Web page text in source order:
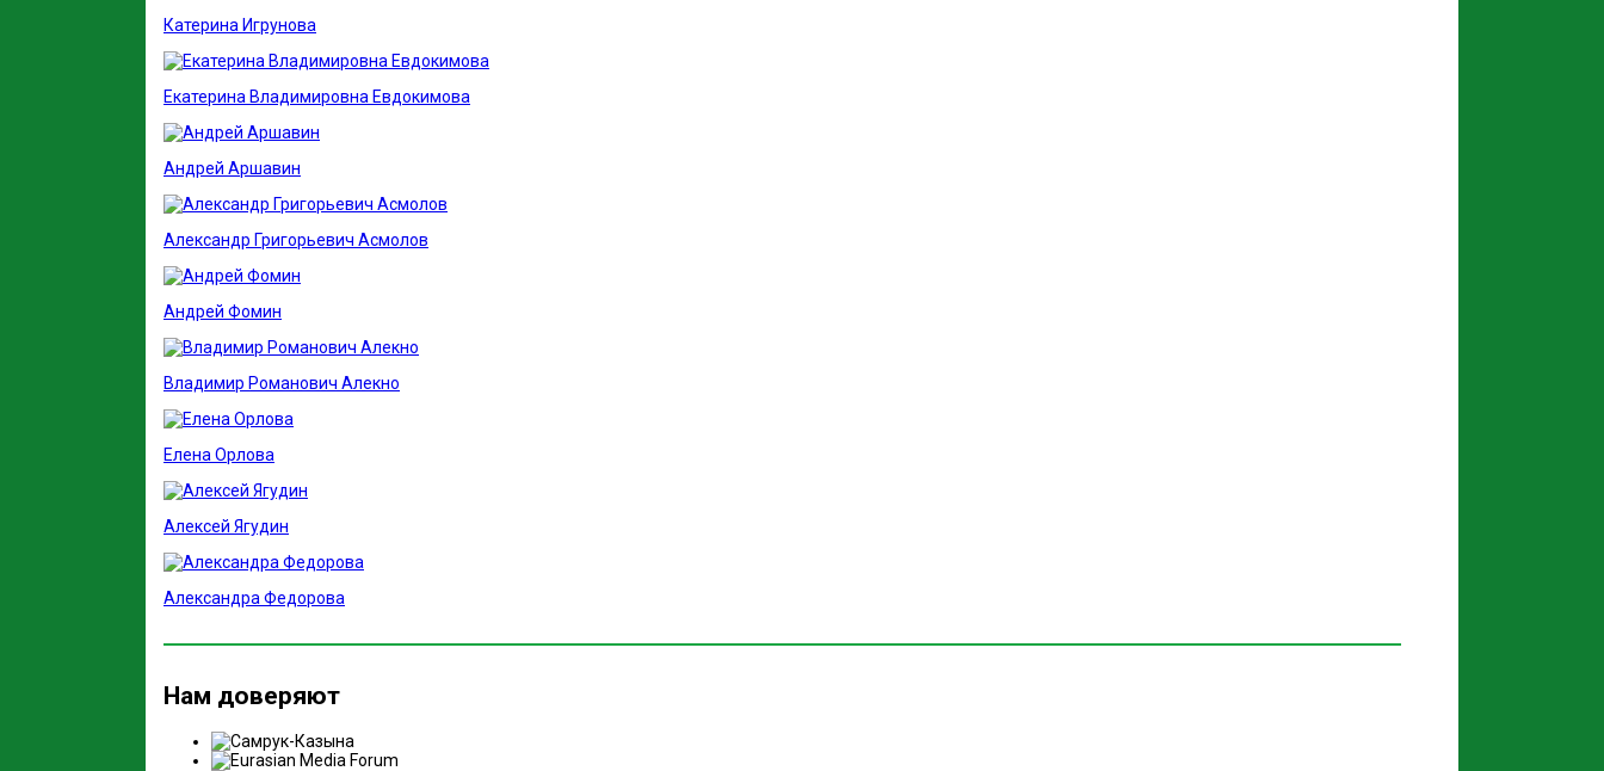
Катерина Игрунова
Екатерина Владимировна Евдокимова
Андрей Аршавин
Александр Григорьевич Асмолов
Андрей Фомин
Владимир Романович Алекно
Елена Орлова
Алексей Ягудин
Александра Федорова
Нам доверяют